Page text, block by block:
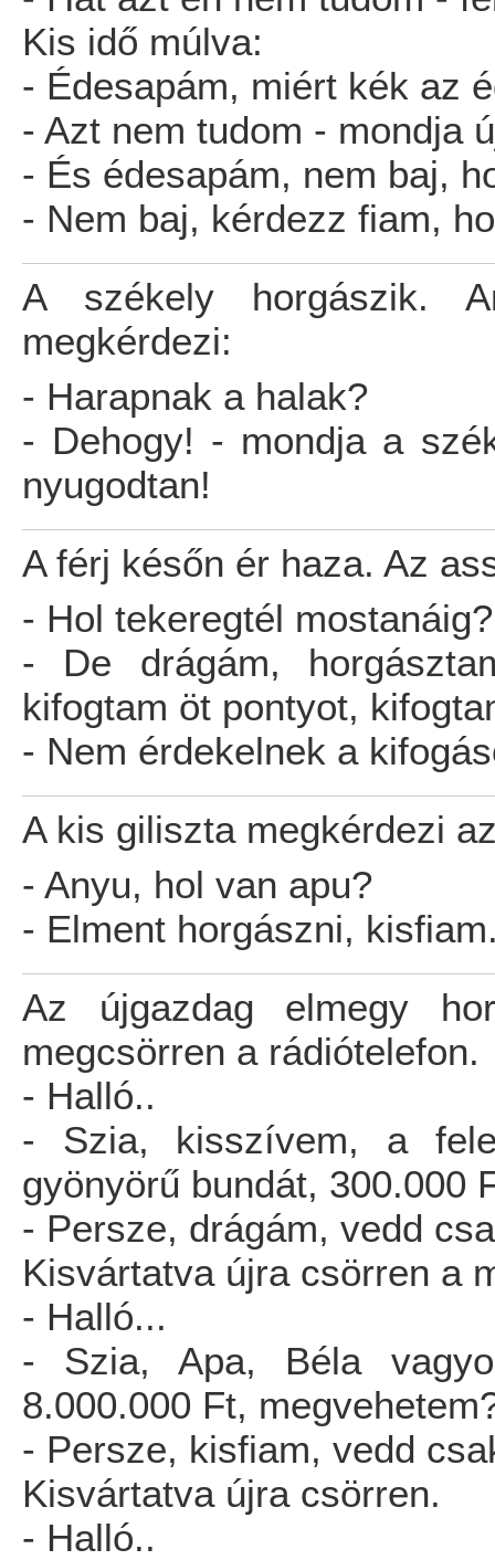
Kis idő múlva:
- Édesapám, miért kék az
- Azt nem tudom - mondja
- És édesapám, nem baj,
- Nem baj, kérdezz fiam,
A székely horgászik.
megkérdezi:
- Harapnak a halak?
- Dehogy! - mondja a
nyugodtan!
A férj későn ér haza. Az
- Hol tekeregtél mostanáig?
- De drágám,
kifogtam öt pontyot,
- Nem érdekelnek a
A kis giliszta megkérdezi
- Anyu, hol van apu?
- Elment horgászni,
Az újgazdag elmegy
megcsörren a rádiótelefon.
- Halló..
- Szia, kisszívem, a
gyönyörű bundát, 300.000
- Persze, drágám, vedd
Kisvártatva újra csörren a
- Halló...
- Szia, Apa, Béla
8.000.000 Ft,
- Persze, kisfiam, vedd
Kisvártatva újra csörren.
- Halló..